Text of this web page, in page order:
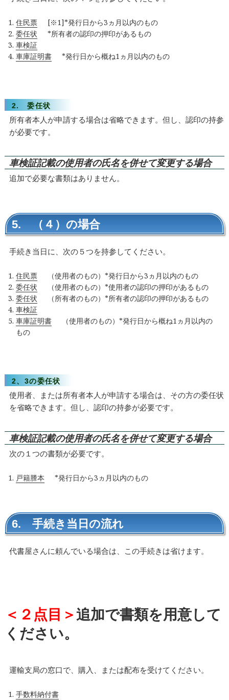
住民票
[※1]*発行日から3ヵ月以内のもの
委任状
*所有者の認印の押印があるもの
車検証
車庫証明書
*発行日から概ね1ヵ月以内のもの
2. 委任状
所有者本人が申請する場合は省略できます。但し、認印の持参
が必要です。
車検証記載の使用者の氏名を併せて変更する場合
追加で必要な書類はありません。
5. （４）の場合
手続き当日に、次の５つを持参してください。
住民票
（使用者のもの）*発行日から3ヵ月以内のもの
委任状
（使用者のもの）*使用者の認印の押印があるもの
委任状
（所有者のもの）*所有者の認印の押印があるもの
車検証
車庫証明書
（使用者のもの）*発行日から概ね1ヵ月以内の
もの
2、3の委任状
使用者、または所有者本人が申請する場合は、その方の委任状
を省略できます。但し、認印の持参が必要です。
車検証記載の使用者の氏名を併せて変更する場合
次の１つの書類が必要です。
戸籍謄本 *発行日から3ヵ月以内のもの
6. 手続き当日の流れ
代書屋さんに頼んでいる場合は、この手続きは省けます。
＜２点目＞ 追加で書類を用意して
ください。
運輸支局の窓口で、購入、または配布を受けてください。
手数料納付書